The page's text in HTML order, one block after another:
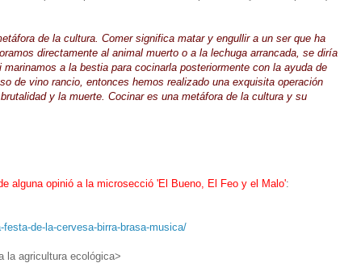
de la cultura. Comer significa matar y engullir a un ser que ha
directamente al animal muerto o a la lechuga arrancada, se diría
a la bestia para cocinarla posteriormente con la ayuda de
de vino rancio, entonces hemos realizado una exquisita operación
y la muerte. Cocinar es una metáfora de la cultura y su
alguna opinió a la microsecció 'El Bueno, El Feo y el Malo':
de-la-cervesa-birra-brasa-musica/
la agricultura ecológica>